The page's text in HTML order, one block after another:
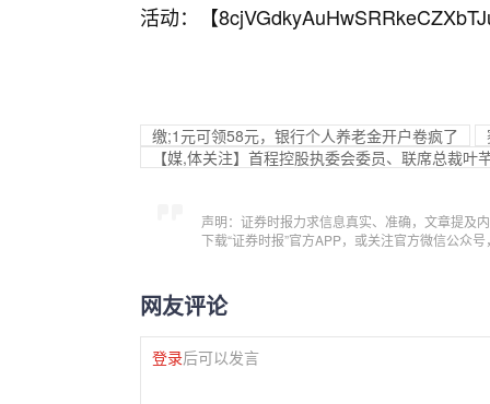
活动：【
缴;1元可领58元，银行个人养老金开户卷疯了
【媒,体关注】首程控股执委会委员、联席总裁叶
声明：证券时报力求信息真实、准确，文章提及
下载“证券时报”官方APP，或关注官方微信公众
网友评论
登录后可以发言